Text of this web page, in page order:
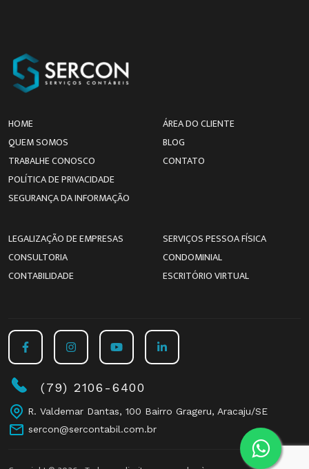
HOME
QUEM SOMOS
TRABALHE CONOSCO
POLÍTICA DE PRIVACIDADE
SEGURANÇA DA INFORMAÇÃO
ÁREA DO CLIENTE
BLOG
CONTATO
LEGALIZAÇÃO DE EMPRESAS
CONSULTORIA
CONTABILIDADE
SERVIÇOS PESSOA FÍSICA
CONDOMINIAL
ESCRITÓRIO VIRTUAL
(79) 2106-6400
R. Valdemar Dantas, 100 Bairro Grageru, Aracaju/SE
sercon@sercontabil.com.br